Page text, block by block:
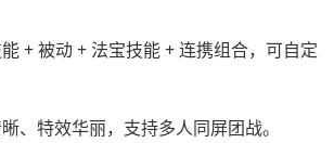
+ 被动 + 法宝技能 + 连携组合，可自定
、特效华丽，支持多人同屏团战。